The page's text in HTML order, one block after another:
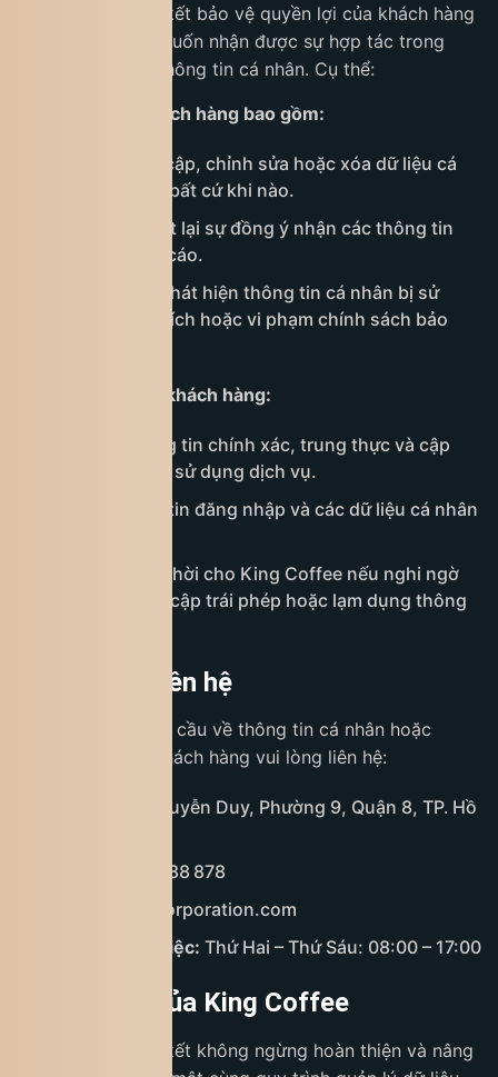
King Coffee cam kết bảo vệ quyền lợi của khách hàng
đồng thời mong muốn nhận được sự hợp tác trong
việc giữ an toàn thông tin cá nhân. Cụ thể:
Quyền lợi của khách hàng bao gồm:
Có quyền truy cập, chỉnh sửa hoặc xóa dữ liệu cá
nhân của mình bất cứ khi nào.
Từ chối hoặc rút lại sự đồng ý nhận các thông tin
tiếp thị, quảng cáo.
Khiếu nại nếu phát hiện thông tin cá nhân bị sử
dụng sai mục đích hoặc vi phạm chính sách bảo
Trách nhiệm của khách hàng:
Cung cấp thông tin chính xác, trung thực và cập
nhật đầy đủ khi sử dụng dịch vụ.
Bảo mật thông tin đăng nhập và các dữ liệu cá nhân
Thông báo kịp thời cho King Coffee nếu nghi ngờ
có hành vi truy cập trái phép hoặc lạm dụng thông
8. Hỗ trợ & liên hệ
Mọi thắc mắc, yêu cầu về thông tin cá nhân hoặc
quyền bảo mật, khách hàng vui lòng liên hệ:
208 Nguyễn Duy, Phường 9, Quận 8, TP. Hồ
1900 588 878
cs@tnicorporation.com
Thời gian làm việc: Thứ Hai – Thứ Sáu: 08:00 – 17:00
9. Cam kết của King Coffee
King Coffee cam kết không ngừng hoàn thiện và nâng